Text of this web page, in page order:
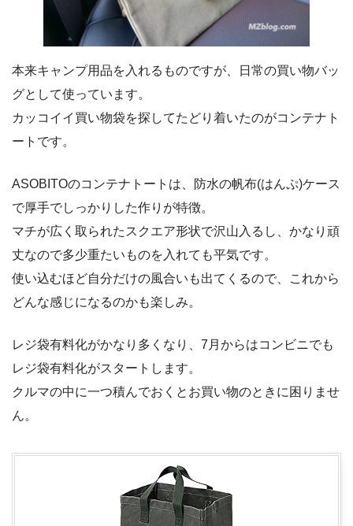
本来キャンプ用品を入れるものですが、日常の買い物バッ
グとして使っています。
カッコイイ買い物袋を探してたどり着いたのがコンテナト
ートです。
ASOBITOのコンテナトートは、防水の帆布(はんぷ)ケース
で厚手でしっかりした作りが特徴。
マチが広く取られたスクエア形状で沢山入るし、かなり頑
丈なので多少重たいものを入れても平気です。
使い込むほど自分だけの風合いも出てくるので、これから
どんな感じになるのかも楽しみ。
レジ袋有料化がかなり多くなり、7月からはコンビニでも
レジ袋有料化がスタートします。
クルマの中に一つ積んでおくとお買い物のときに困りませ
ん。